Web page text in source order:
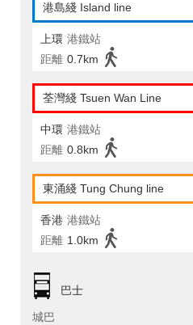
港島綫 Island line
上環 港鐵站
距離 0.7km
荃灣綫 Tsuen Wan Line
中環 港鐵站
距離 0.8km
東涌綫 Tung Chung line
香港 港鐵站
距離 1.0km
巴士
城巴